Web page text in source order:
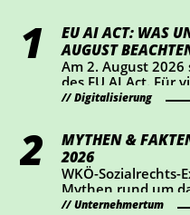
EU AI ACT: WAS
AUGUST
Am 2. August
des EU AI Act. Für
dabei vor allem
sollte jetzt prüfen,
Digitalisierung
MYTHEN &
2026
WKÖ-
Mythen rund um
die Lupe und
Unternehmertum